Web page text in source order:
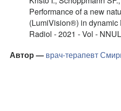
Performance of a new
(LumiVision®) in dynamic
Radiol - 2021 - Vol -
Автор — врач-терапевт